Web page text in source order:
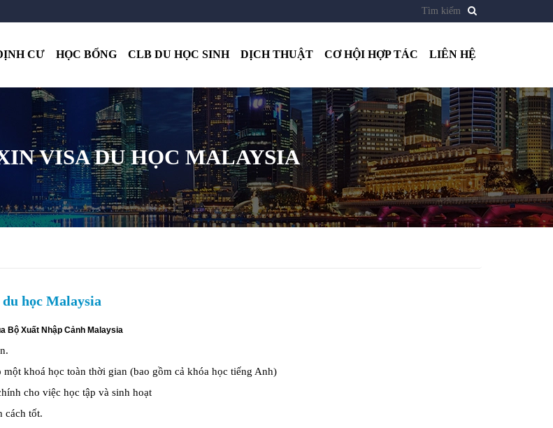
CƯ HỌC BỔNG CLB DU HỌC SINH DỊCH THUẬT CƠ HỘI HỢP TÁC LIÊN HỆ
VISA DU HỌC MALAYSIA
học Malaysia
Bộ Xuất Nhập Cảnh Malaysia
khoá học toàn thời gian (bao gồm cả khóa học tiếng Anh)
cho việc học tập và sinh hoạt
cách tốt.